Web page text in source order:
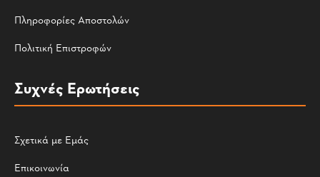
Πληροφορίες Αποστολών
Πολιτική Επιστροφών
Συχνές Ερωτήσεις
Σχετικά με Εμάς
Επικοινωνία